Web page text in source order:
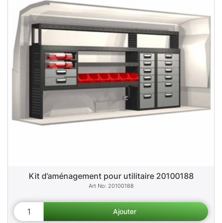
Kit d’aménagement pour utilitaire 20100188
20100188